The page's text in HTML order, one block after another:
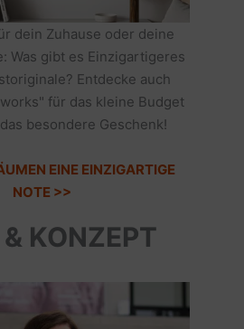
dein Zuhause oder deine
Was gibt es Einzigartigeres
Entdecke auch
für das kleine Budget
besondere Geschenk!
EINE EINZIGARTIGE
NOTE >>
KONZEPT